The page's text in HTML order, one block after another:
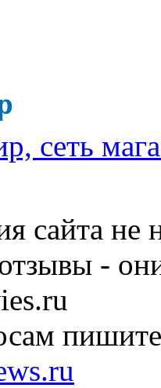
сеть
сайта не
-